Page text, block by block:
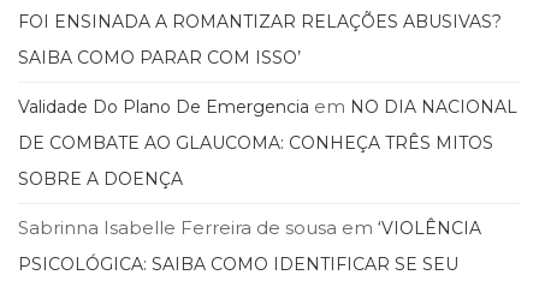
FOI ENSINADA A ROMANTIZAR RELAÇÕES ABUSIVAS?
SAIBA COMO PARAR COM ISSO’
Validade Do Plano De Emergencia em NO DIA NACIONAL
DE COMBATE AO GLAUCOMA: CONHEÇA TRÊS MITOS
SOBRE A DOENÇA
Sabrinna Isabelle Ferreira de sousa em ‘VIOLÊNCIA
PSICOLÓGICA: SAIBA COMO IDENTIFICAR SE SEU